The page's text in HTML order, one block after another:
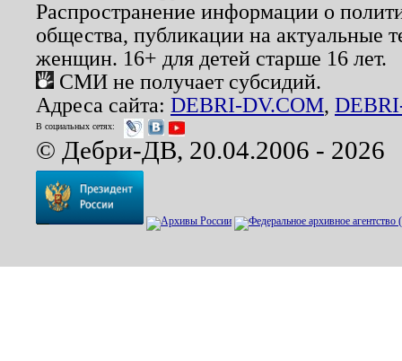
Распространение информации о
общества, публикации на актуальные
женщин. 16+ для детей старше 16 лет.
СМИ не получает субсидий.
Адреса сайта: DEBRI-DV.COM,
В социальных сетях:
© Дебри-ДВ, 20.04.2006 - 2026